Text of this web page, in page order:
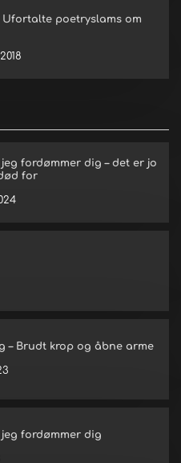
Ufortalte poetryslams om
jeg fordømmer dig – det er jo
for
– Brudt krop og åbne arme
jeg fordømmer dig